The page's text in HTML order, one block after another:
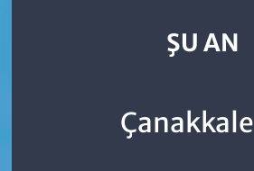
ŞU AN
Çanakkale
Son Dakika Haberleri